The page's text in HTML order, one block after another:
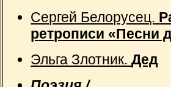
Сергей Белорусец.
ретрописи «Песни
Эльга Злотник.Дед